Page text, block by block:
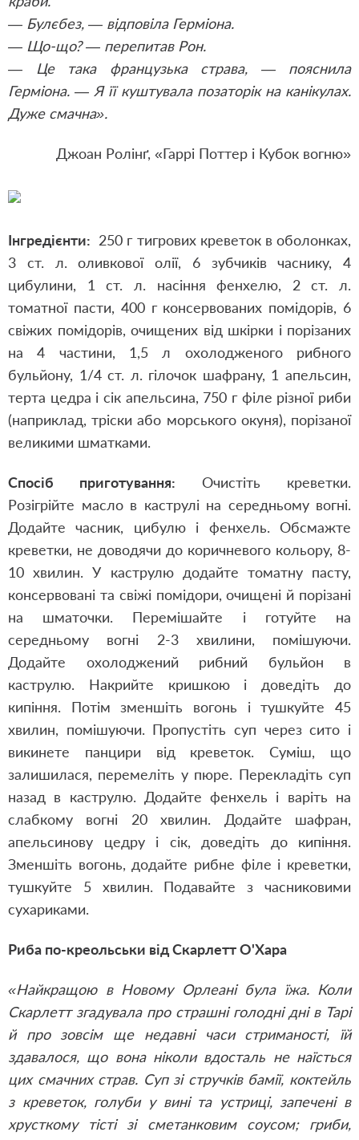
— Булєбез, — відповіла Герміона.
— Що-що? — перепитав Рон.
— Це така французька страва, — пояснила
Герміона. — Я її куштувала позаторік на канікулах.
Дуже смачна».
Джоан Ролінґ, «Гаррі Поттер і Кубок вогню»
Інгредієнти: 250 г тигрових креветок в оболонках,
3 ст. л. оливкової олії, 6 зубчиків часнику, 4
цибулини, 1 ст. л. насіння фенхелю, 2 ст. л.
томатної пасти, 400 г консервованих помідорів, 6
свіжих помідорів, очищених від шкірки і порізаних
на 4 частини, 1,5 л охолодженого рибного
бульйону, 1/4 ст. л. гілочок шафрану, 1 апельсин,
терта цедра і сік апельсина, 750 г філе різної риби
(наприклад, тріски або морського окуня), порізаної
великими шматками.
Спосіб приготування: Очистіть креветки.
Розігрійте масло в каструлі на середньому вогні.
Додайте часник, цибулю і фенхель. Обсмажте
креветки, не доводячи до коричневого кольору, 8-
10 хвилин. У каструлю додайте томатну пасту,
консервовані та свіжі помідори, очищені й порізані
на шматочки. Перемішайте і готуйте на
середньому вогні 2-3 хвилини, помішуючи.
Додайте охолоджений рибний бульйон в
каструлю. Накрийте кришкою і доведіть до
кипіння. Потім зменшіть вогонь і тушкуйте 45
хвилин, помішуючи. Пропустіть суп через сито і
викинете панцири від креветок. Суміш, що
залишилася, перемеліть у пюре. Перекладіть суп
назад в каструлю. Додайте фенхель і варіть на
слабкому вогні 20 хвилин. Додайте шафран,
апельсинову цедру і сік, доведіть до кипіння.
Зменшіть вогонь, додайте рибне філе і креветки,
тушкуйте 5 хвилин. Подавайте з часниковими
сухариками.
Риба по-креольськи від Скарлетт О'Хара
«Найкращою в Новому Орлеані була їжа. Коли
Скарлетт згадувала про страшні голодні дні в Тарі
й про зовсім ще недавні часи стриманості, їй
здавалося, що вона ніколи вдосталь не наїсться
цих смачних страв. Суп зі стручків бамії, коктейль
з креветок, голуби у вині та устриці, запечені в
хрусткому тісті зі сметанковим соусом; гриби,